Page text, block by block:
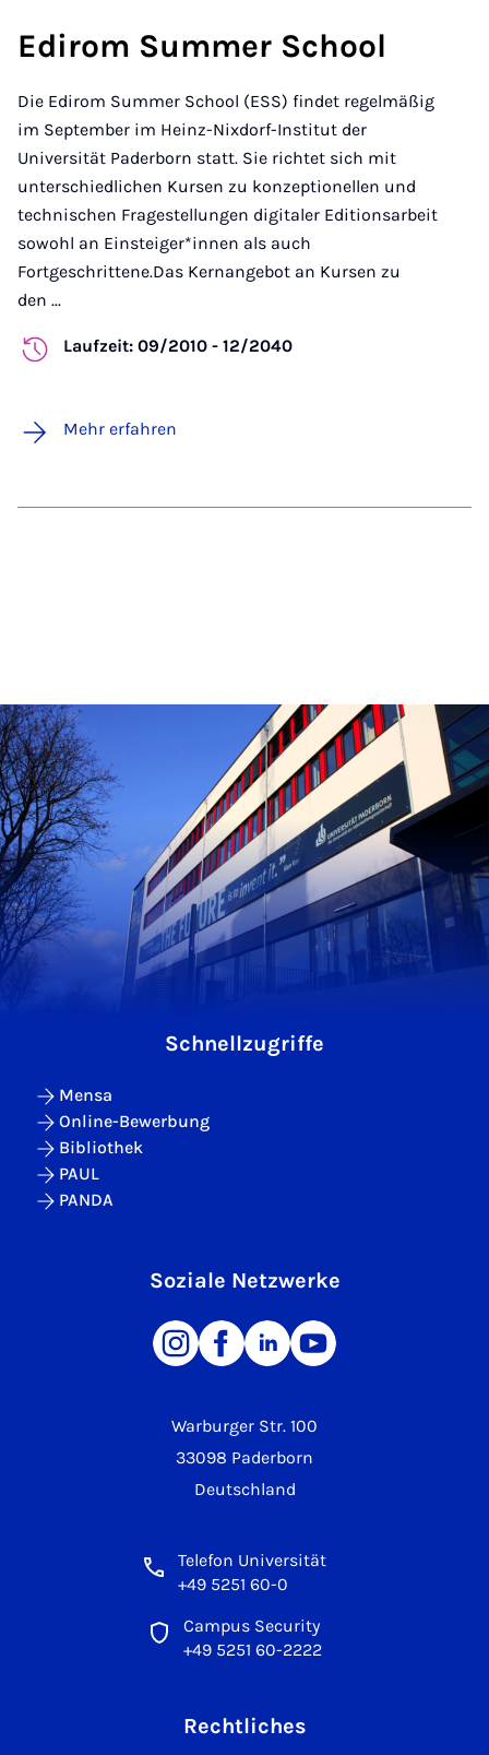
Edirom Summer School
Die Edirom Summer School (ESS) findet regelmäßig
im September im Heinz-Nixdorf-Institut der
Universität Paderborn statt. Sie richtet sich mit
unterschiedlichen Kursen zu konzeptionellen und
technischen Fragestellungen digitaler Editionsarbeit
sowohl an Einsteiger*innen als auch
Fortgeschrittene.Das Kernangebot an Kursen zu
den ...
Laufzeit: 09/2010 - 12/2040
Mehr erfahren
Warburger Str. 100
33098 Paderborn
Deutschland
Telefon Universität
+49 5251 60-0
Campus Security
+49 5251 60-2222
Schnellzugriffe
Mensa
Online-Bewerbung
Bibliothek
PAUL
PANDA
Soziale Netzwerke
Rechtliches